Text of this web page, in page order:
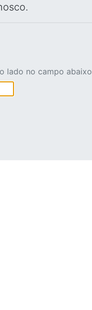
lado no campo abaixo